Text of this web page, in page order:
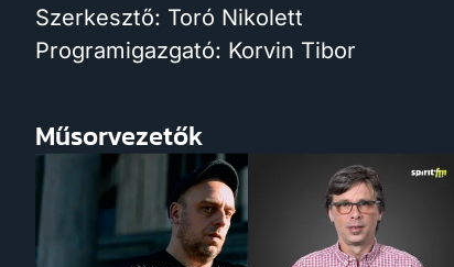
Szerkesztő: Toró Nikolett
Programigazgató: Korvin Tibor
Műsorvezetők